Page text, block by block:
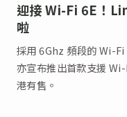
迎接 Wi-Fi 6E！
啦
採用 6Ghz 頻段的 Wi-
亦宣布推出首款支援
港有售。